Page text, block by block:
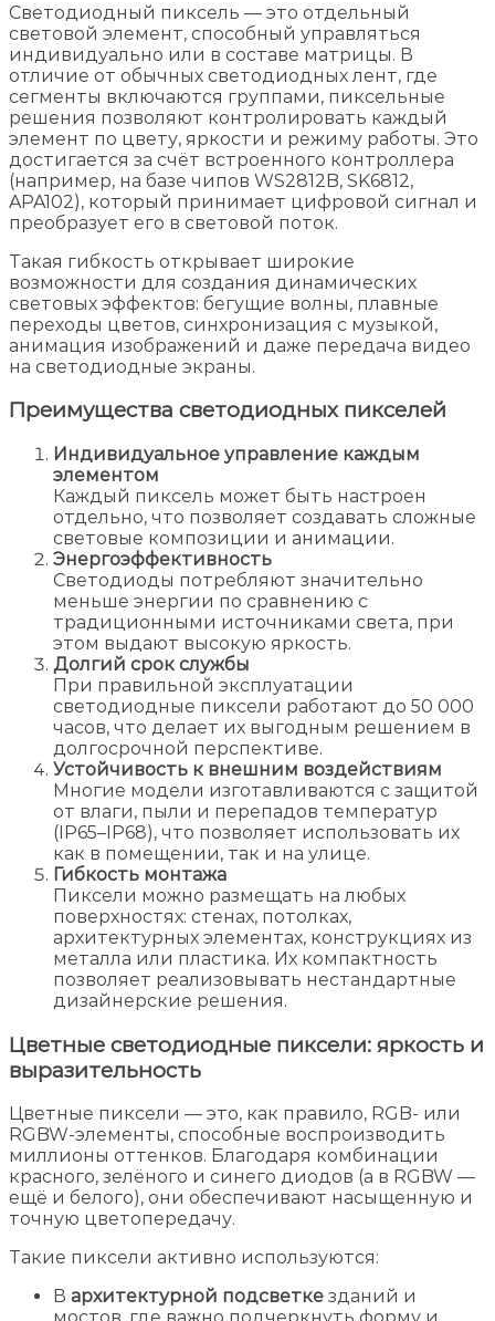
Светодиодный пиксель — это отдельный
световой элемент, способный управляться
индивидуально или в составе матрицы. В
отличие от обычных светодиодных лент, где
сегменты включаются группами, пиксельные
решения позволяют контролировать каждый
элемент по цвету, яркости и режиму работы. Это
достигается за счёт встроенного контроллера
(например, на базе чипов WS2812B, SK6812,
APA102), который принимает цифровой сигнал и
преобразует его в световой поток.
Такая гибкость открывает широкие
возможности для создания динамических
световых эффектов: бегущие волны, плавные
переходы цветов, синхронизация с музыкой,
анимация изображений и даже передача видео
на светодиодные экраны.
Преимущества светодиодных пикселей
Индивидуальное управление каждым
элементом
Каждый пиксель может быть настроен
отдельно, что позволяет создавать сложные
световые композиции и анимации.
Энергоэффективность
Светодиоды потребляют значительно
меньше энергии по сравнению с
традиционными источниками света, при
этом выдают высокую яркость.
Долгий срок службы
При правильной эксплуатации
светодиодные пиксели работают до 50 000
часов, что делает их выгодным решением в
долгосрочной перспективе.
Устойчивость к внешним воздействиям
Многие модели изготавливаются с защитой
от влаги, пыли и перепадов температур
(IP65–IP68), что позволяет использовать их
как в помещении, так и на улице.
Гибкость монтажа
Пиксели можно размещать на любых
поверхностях: стенах, потолках,
архитектурных элементах, конструкциях из
металла или пластика. Их компактность
позволяет реализовывать нестандартные
дизайнерские решения.
Цветные светодиодные пиксели: яркость и
выразительность
Цветные пиксели — это, как правило, RGB- или
RGBW-элементы, способные воспроизводить
миллионы оттенков. Благодаря комбинации
красного, зелёного и синего диодов (а в RGBW —
ещё и белого), они обеспечивают насыщенную и
точную цветопередачу.
Такие пиксели активно используются:
В архитектурной подсветке зданий и